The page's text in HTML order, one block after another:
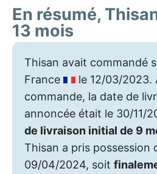
En résumé,
13 mois
Thisan avait commandé
France
le 12/03/2023.
commande, la date de
annoncée était le 30/11/
de livraison initial de 9
Thisan a pris possession
09/04/2024, soit